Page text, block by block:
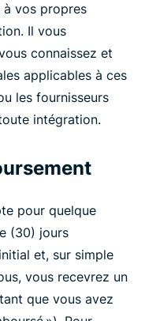
vos propres
Il vous
connaissez et
applicables à ces
les fournisseurs
intégration.
pour quelque
(30) jours
et, sur simple
vous recevrez un
que vous avez